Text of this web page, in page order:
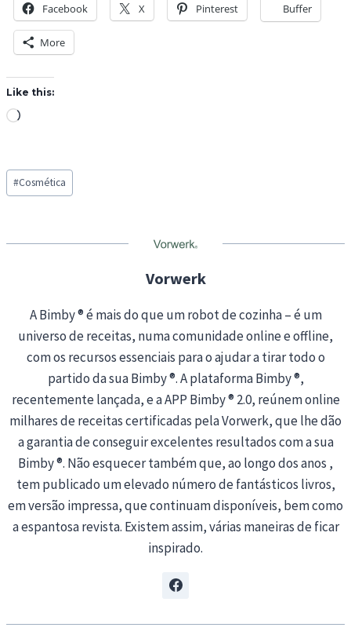
Facebook X Pinterest Buffer
More
Like this:
L
d
i
g
Post
Tags:
#Cosmética
Vorwerk
A Bimby ® é mais do que um robot de cozinha – é um
universo de receitas, numa comunidade online e offline,
com os recursos essenciais para o ajudar a tirar todo o
partido da sua Bimby ®. A plataforma Bimby ®,
recentemente lançada, e a APP Bimby ® 2.0, reúnem online
milhares de receitas certificadas pela Vorwerk, que lhe dão
a garantia de conseguir excelentes resultados com a sua
Bimby ®. Não esquecer também que, ao longo dos anos ,
tem publicado um elevado número de fantásticos livros,
em versão impressa, que continuam disponíveis, bem como
a espantosa revista. Existem assim, várias maneiras de ficar
inspirado.